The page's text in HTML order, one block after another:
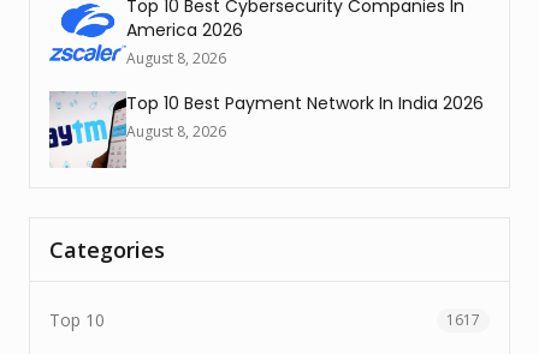
Top 10 Best Cybersecurity Companies In
America 2026
August 8, 2026
Top 10 Best Payment Network In India 2026
August 8, 2026
Categories
Top 10 1617